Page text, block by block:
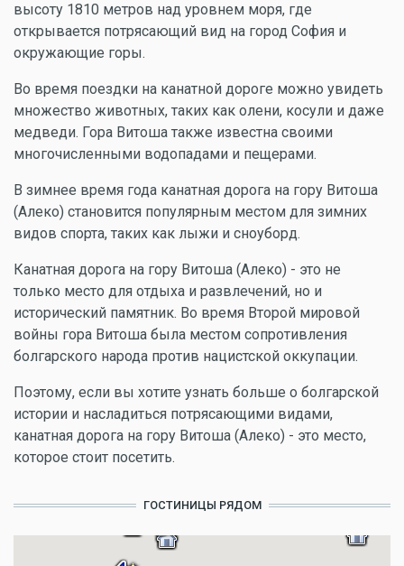
высоту 1810 метров над уровнем моря, где
открывается потрясающий вид на город София и
окружающие горы.
Во время поездки на канатной дороге можно увидеть
множество животных, таких как олени, косули и даже
медведи. Гора Витоша также известна своими
многочисленными водопадами и пещерами.
В зимнее время года канатная дорога на гору Витоша
(Алеко) становится популярным местом для зимних
видов спорта, таких как лыжи и сноуборд.
Канатная дорога на гору Витоша (Алеко) - это не
только место для отдыха и развлечений, но и
исторический памятник. Во время Второй мировой
войны гора Витоша была местом сопротивления
болгарского народа против нацистской оккупации.
Поэтому, если вы хотите узнать больше о болгарской
истории и насладиться потрясающими видами,
канатная дорога на гору Витоша (Алеко) - это место,
которое стоит посетить.
ГОСТИНИЦЫ РЯДОМ